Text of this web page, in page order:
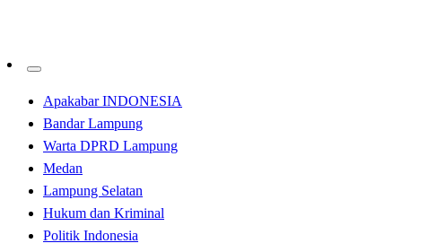
Apakabar INDONESIA
Bandar Lampung
Warta DPRD Lampung
Medan
Lampung Selatan
Hukum dan Kriminal
Politik Indonesia